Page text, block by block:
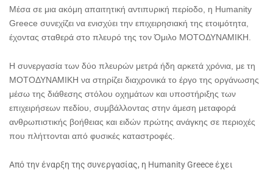
Μέσα σε μια ακόμη απαιτητική αντιπυρική περίοδο, η Humanity
Greece συνεχίζει να ενισχύει την επιχειρησιακή της ετοιμότητα,
έχοντας σταθερά στο πλευρό της τον Όμιλο ΜΟΤΟΔΥΝΑΜΙΚΗ.
Η συνεργασία των δύο πλευρών μετρά ήδη αρκετά χρόνια, με τη
ΜΟΤΟΔΥΝΑΜΙΚΗ να στηρίζει διαχρονικά το έργο της οργάνωσης
μέσω της διάθεσης στόλου οχημάτων και υποστήριξης των
επιχειρήσεων πεδίου, συμβάλλοντας στην άμεση μεταφορά
ανθρωπιστικής βοήθειας και ειδών πρώτης ανάγκης σε περιοχές
που πλήττονται από φυσικές καταστροφές.
Από την έναρξη της συνεργασίας, η Humanity Greece έχει